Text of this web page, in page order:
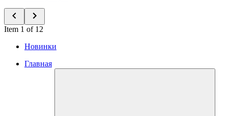
Item 1 of 12
Новинки
Главная